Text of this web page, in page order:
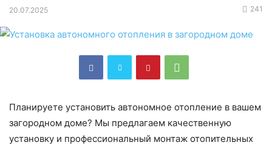
20.07.2025 241
Планируете установить автономное отопление в вашем
загородном доме? Мы предлагаем качественную
установку и профессиональный монтаж отопительных